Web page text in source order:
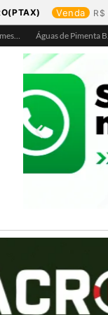
Venda
Águas de Ariquemes leva atendimento itinerante e orientações ao Distrito de Bom Futuro neste sábado, 25 Águas de Pimenta Bueno amplia rede de abastecimento e leva água tratada para moradores da região do aeroporto